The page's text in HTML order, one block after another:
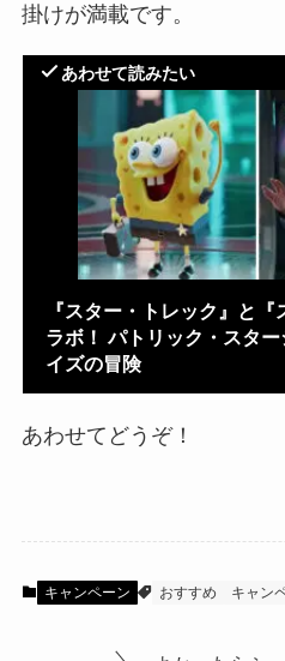
掛けが満載です。
あわせて読みたい
『スター・トレック』と
ラボ！ パトリック・スタ
イズの冒険
あわせてどうぞ！
キャンペーン おすすめ キャン